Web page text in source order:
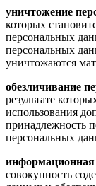
уничтожение
которых
персональных
персональных
уничтожаются
обезличивание
результате
использования
принадлежность
персональных
информационная
совокупность